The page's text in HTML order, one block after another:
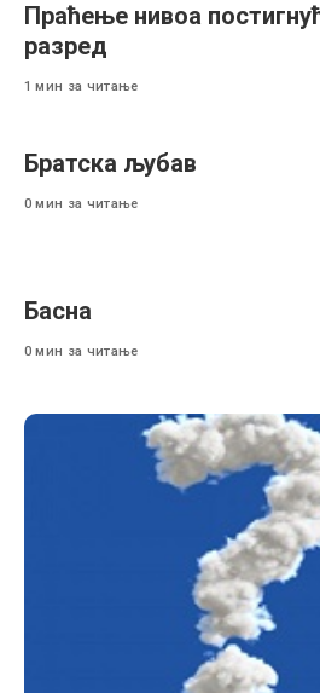
Праћење нивоа
разред
1 мин за читање
Братска љубав
0 мин за читање
Басна
0 мин за читање